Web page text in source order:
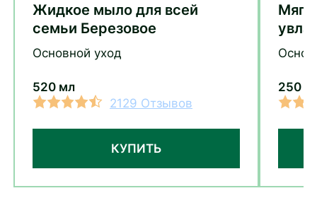
Жидкое мыло для всей
семьи Березовое
Основной уход
520 мл
2129 Отзывов
КУПИТЬ
250